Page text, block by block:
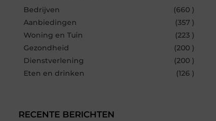
Bedrijven
(660 )
Aanbiedingen
(357 )
Woning en Tuin
(223 )
Gezondheid
(200 )
Dienstverlening
(200 )
Eten en drinken
(126 )
RECENTE BERICHTEN